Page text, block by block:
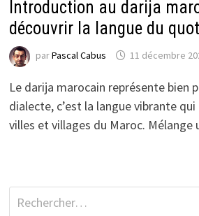
Introduction au darija
découvrir la langue du
parPascal Cabus 11 décembre
Le darija marocain représente bien
dialecte, c’est la langue vibrante
villes et villages du Maroc.
Rechercher :